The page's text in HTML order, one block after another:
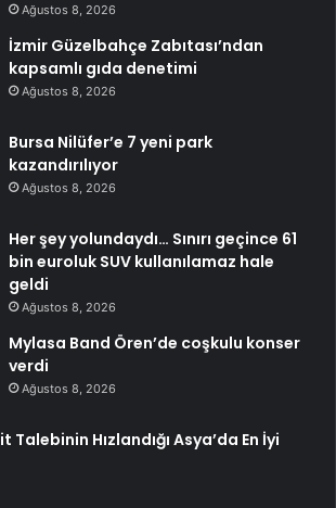
Ağustos 8, 2026
İzmir Güzelbahçe Zabıtası’ndan
kapsamlı gıda denetimi
Ağustos 8, 2026
Bursa Nilüfer’e 7 yeni park
kazandırılıyor
Ağustos 8, 2026
Her şey yolundaydı… Sınırı geçince 61
bin euroluk SUV kullanılamaz hale
geldi
Ağustos 8, 2026
Mylasa Band Ören’de coşkulu konser
verdi
Ağustos 8, 2026
Hızlandığı Asya’da En İyi